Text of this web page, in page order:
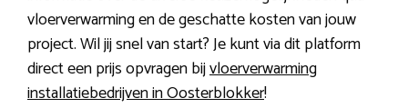
vloerverwarming en de geschatte kosten van jouw
project. Wil jij snel van start? Je kunt via dit platform
direct een prijs opvragen bijvloerverwarming
installatiebedrijven in Oosterblokker!